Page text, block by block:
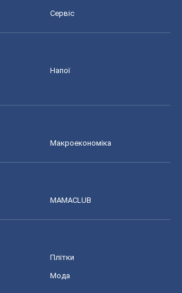
Сервіс
Напої
Макроекономіка
MAMACLUB
Плітки
Мода